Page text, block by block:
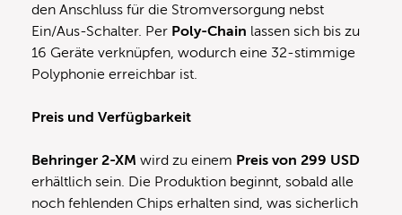
den Anschluss für die Stromversorgung nebst
Ein/Aus-Schalter. Per Poly-Chain lassen sich bis zu
16 Geräte verknüpfen, wodurch eine 32-stimmige
Polyphonie erreichbar ist.
Preis und Verfügbarkeit
Behringer 2-XM wird zu einem Preis von 299 USD
erhältlich sein. Die Produktion beginnt, sobald alle
noch fehlenden Chips erhalten sind, was sicherlich